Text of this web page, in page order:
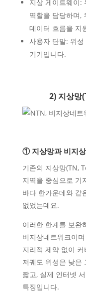
지상 게이트웨이:
역할을 담당하며,
데이터 흐름을 지
사용자 단말: 위
기기입니다.
2) 지상망
① 지상망과 비지
기존의 지상망(TN,
지역을 중심으로 기
바다 한가운데와 같
없었는데요.
이러한 한계를 보완
비지상네트워크이
지리적 제약 없이
저궤도 위성은 낮은
짧고, 실제 인터넷
특징입니다.